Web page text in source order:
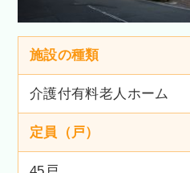
施設の種類
介護付有料老人ホーム
定員（戸）